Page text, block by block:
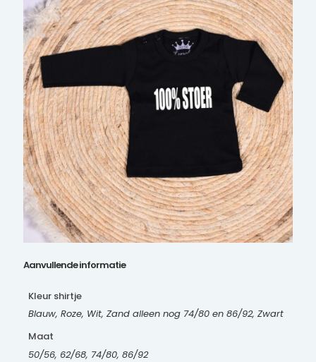
Aanvullende informatie
Kleur shirtje
Blauw, Roze, Wit, Zand alleen nog 74/80 en 86/92, Zwart
Maat
50/56, 62/68, 74/80, 86/92